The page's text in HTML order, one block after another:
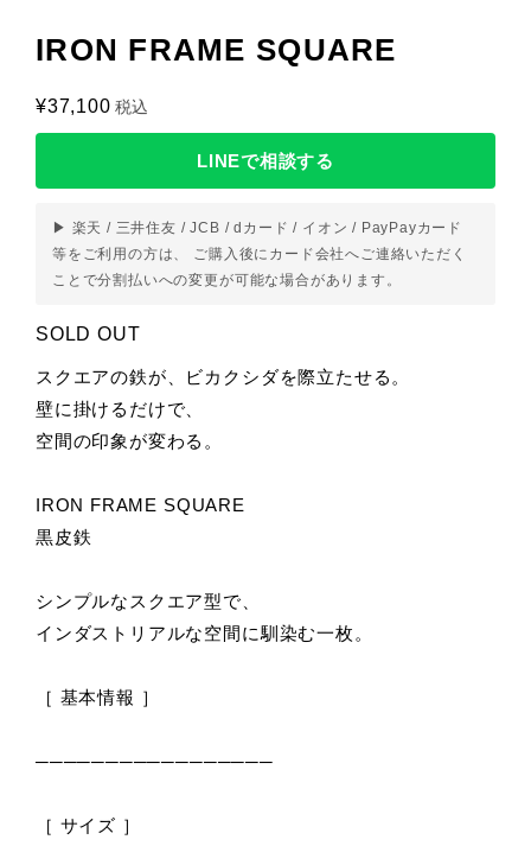
IRON FRAME SQUARE
¥37,100 税込
LINEで相談する
▶ 楽天 / 三井住友 / JCB / dカード / イオン / PayPayカード
等をご利用の方は、 ご購入後にカード会社へご連絡いただく
ことで分割払いへの変更が可能な場合があります。
SOLD OUT
スクエアの鉄が、ビカクシダを際立たせる。
壁に掛けるだけで、
空間の印象が変わる。
IRON FRAME SQUARE
黒皮鉄
シンプルなスクエア型で、
インダストリアルな空間に馴染む一枚。
［ 基本情報 ］
─────────────────
［ サイズ ］